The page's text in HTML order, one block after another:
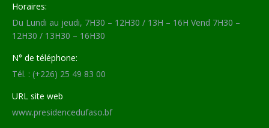
Horaires:
Du Lundi au jeudi, 7H30 – 12H30 / 13H – 16H Vend 7H30 –
12H30 / 13H30 – 16H30
N° de téléphone:
Tél. : (+226) 25 49 83 00
URL site web
www.presidencedufaso.bf